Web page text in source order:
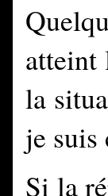
atteint
la
je suis
Si la